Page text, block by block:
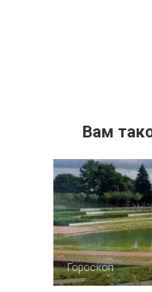
Вам
Гороскоп